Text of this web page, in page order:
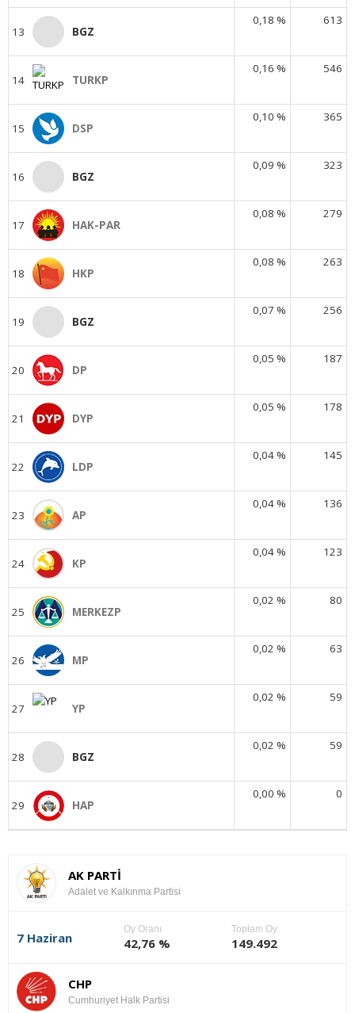
13 BGZ
0,18 % 613
14 TURKP
0,16 % 546
15 DSP
0,10 % 365
16 BGZ
0,09 % 323
17 HAK-PAR
0,08 % 279
18 HKP
0,08 % 263
19 BGZ
0,07 % 256
20 DP
0,05 % 187
21 DYP
0,05 % 178
22 LDP
0,04 % 145
23 AP
0,04 % 136
24 KP
0,04 % 123
25 MERKEZP
0,02 % 80
26 MP
0,02 % 63
27 YP
0,02 % 59
28 BGZ
0,02 % 59
29 HAP
0,00 % 0
AK PARTİ
Adalet ve Kalkınma Partisi
7 Haziran
Oy Oranı
42,76 %
Toplam Oy
149.492
CHP
Cumhuriyet Halk Partisi